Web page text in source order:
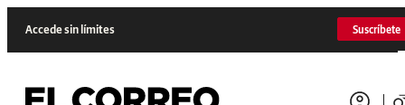
Accede sin límites Suscríbete